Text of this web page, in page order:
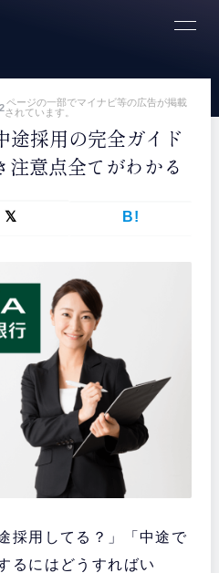
ページの一部でマイナビ等の広告が掲載
されています。
採用の完全ガイド
注意点全てがわかる
B!
採用してる？」「中途で
るにはどうすればい